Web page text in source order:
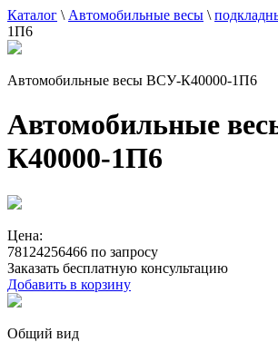
Каталог \ Автомобильные весы \
1П6
Автомобильные весы ВСУ-К40000-1П6
Автомобильные
К40000-1П6
Цена:
78124256466 по запросу
Заказать бесплатную консультацию
Добавить в корзину
Общий вид